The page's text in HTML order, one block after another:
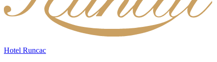
Hotel Runcac